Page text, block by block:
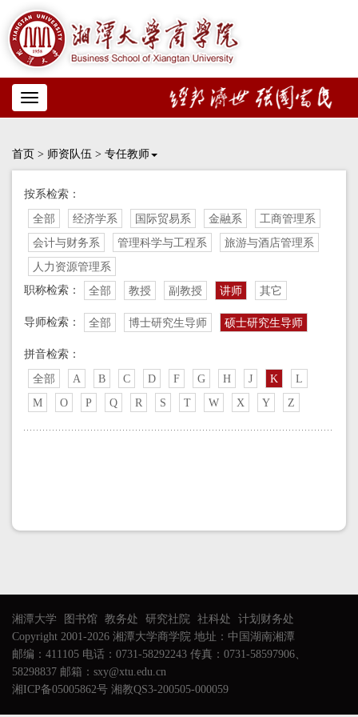
Toggle
navigation
首页 > 师资队伍 > 专任教师
按系检索：
全部 经济学系 国际贸易系 金融系
工商管理系
会计与财务系
管理科学与工程系
旅游与酒店管理系
人力资源管理系
职称检索：
全部 教授 副教授 讲师 其它
导师检索： 全部 博士研究生导师 硕士研究生导师
拼音检索：
全部 A B C D F G H J K
L
M
O P Q R S T W X Y Z
湘潭大学 图书馆 教务处 研究社院 社科处
计划财务处
Copyright 2001-2026 湘潭大学商学院 地址：中国湖南湘潭
邮编：411105 电话：0731-58292243 传真：0731-58597906、
58298837 邮箱：sxy@xtu.edu.cn
湘ICP备05005862号 湘教QS3-200505-000059